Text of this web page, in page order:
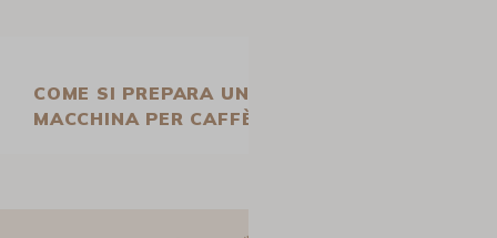
COME SI PREPARA UN AFFOGATO CON UNA
MACCHINA PER CAFFÈ IN GRANI MANUALE?